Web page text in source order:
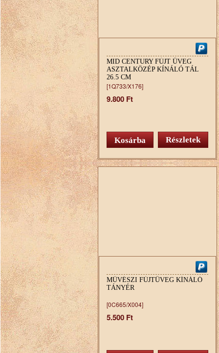
MID CENTURY FÚJT ÜVEG
ASZTALKÖZÉP KÍNÁLÓ TÁL
26.5 CM
[1Q733/X176]
9.800 Ft
Részletek
MŰVÉSZI FÚJTÜVEG KÍNÁLÓ
TÁNYÉR
[0C665/X004]
5.500 Ft